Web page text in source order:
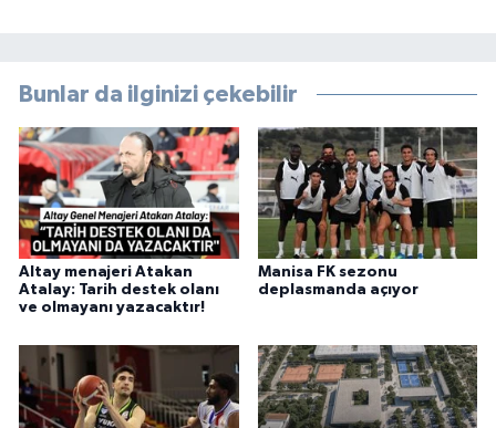
Bunlar da ilginizi çekebilir
Altay menajeri Atakan
Atalay: Tarih destek olanı
ve olmayanı yazacaktır!
Manisa FK sezonu
deplasmanda açıyor